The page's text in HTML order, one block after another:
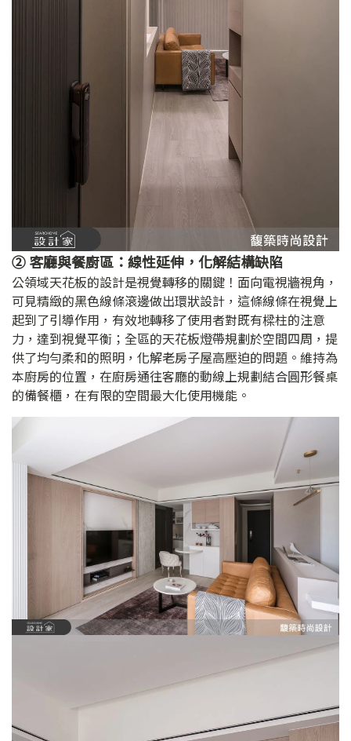
② 客廳與餐廚區：線性延伸，化解結構缺陷
公領域天花板的設計是視覺轉移的關鍵！面向電視牆視角，
可見精緻的黑色線條滾邊做出環狀設計，這條線條在視覺上
起到了引導作用，有效地轉移了使用者對既有樑柱的注意
力，達到視覺平衡；全區的天花板燈帶規劃於空間四周，提
供了均勻柔和的照明，化解老房子屋高壓迫的問題。維持為
本廚房的位置，在廚房通往客廳的動線上規劃結合圓形餐桌
的備餐櫃，在有限的空間最大化使用機能。